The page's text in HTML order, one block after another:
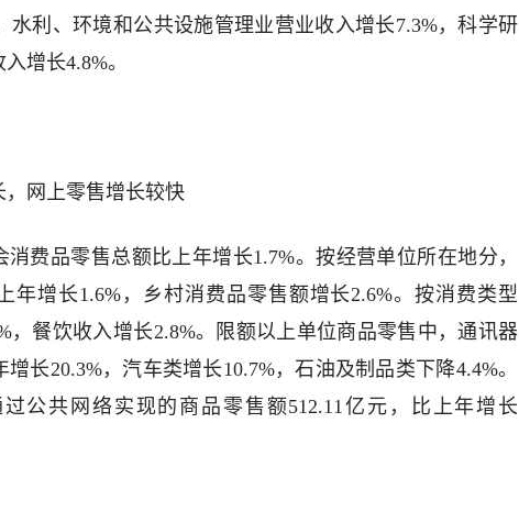
水利、环境和公共设施管理业营业收入增长7.3%，科学研
增长4.8%。
网上零售增长较快
消费品零售总额比上年增长1.7%。按经营单位所在地分，
年增长1.6%，乡村消费品零售额增长2.6%。按消费类型
，餐饮收入增长2.8%。限额以上单位商品零售中，通讯器
长20.3%，汽车类增长10.7%，石油及制品类下降4.4%。
公共网络实现的商品零售额512.11亿元，比上年增长